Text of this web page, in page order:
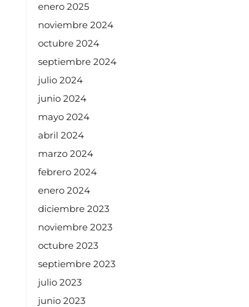
enero 2025
noviembre 2024
octubre 2024
septiembre 2024
julio 2024
junio 2024
mayo 2024
abril 2024
marzo 2024
febrero 2024
enero 2024
diciembre 2023
noviembre 2023
octubre 2023
septiembre 2023
julio 2023
junio 2023